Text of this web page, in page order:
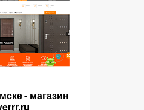
- магазин